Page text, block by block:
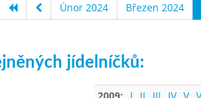
Únor 2024 Březen 2024
jídelníčků: